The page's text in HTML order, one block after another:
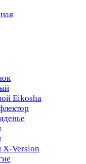
Eikosha
X-Version